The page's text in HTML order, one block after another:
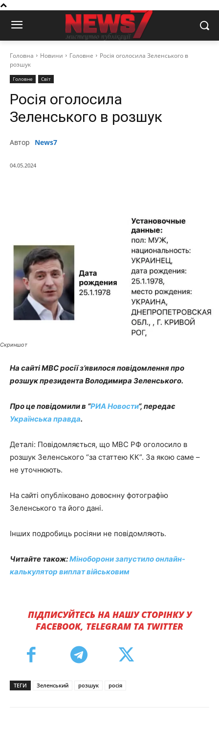
Головна Новини Головне
Росія оголосила Зеленського в
розшук
Головне Світ
Росія оголосила
Зеленського в розшук
Автор News7
04.05.2024
Скриншот
На сайті МВС росії з’явилося повідомлення про
розшук президента Володимира Зеленського.
Про це повідомили в “РИА Новости“, передає
Українська правда.
Деталі: Повідомляється, що МВС РФ оголосило в
розшук Зеленського “за статтею КК”. За якою саме –
не уточнюють.
На сайті опубліковано довоєнну фотографію
Зеленського та його дані.
Інших подробиць росіяни не повідомляють.
Читайте також:Міноборони запустило онлайн-
калькулятор виплат військовим
ПІДПИСУЙТЕСЬ НА НАШУ СТОРІНКУ У
FACEBOOK, TELEGRAM ТА TWITTER
ТЕГИ Зеленський розшук росія